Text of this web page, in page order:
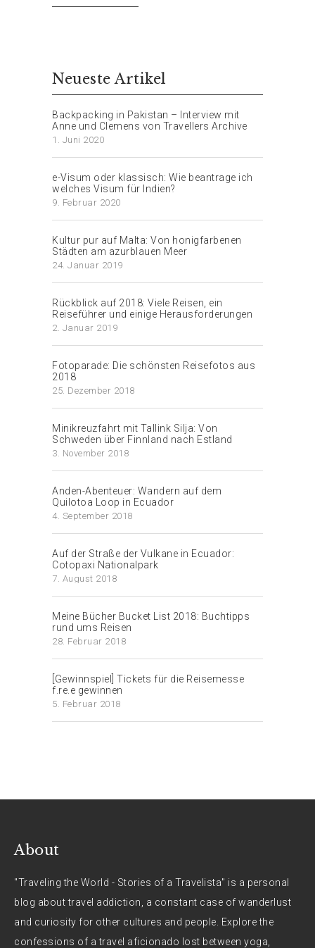
Neueste Artikel
Backpacking in Pakistan – Interview mit
Anne und Clemens von Travellers Archive
1. Juni 2020
e-Visum oder klassisch: Wie beantrage ich
welches Visum für Indien?
9. Februar 2020
Kultur pur auf Malta: Von honigfarbenen
Städten am azurblauen Meer
24. Januar 2019
Rückblick auf 2018: Viele Reisen, ein
Reiseführer und einige Herausforderungen
2. Januar 2019
Fotoparade: Die schönsten Reisefotos aus
2018
25. Dezember 2018
Minikreuzfahrt mit Tallink Silja: Von
Schweden über Finnland nach Estland
3. November 2018
Anden-Abenteuer: Wandern auf dem
Quilotoa Loop in Ecuador
4. September 2018
Auf der Straße der Vulkane in Ecuador:
Cotopaxi Nationalpark
7. August 2018
Meine Bücher Bucket List 2018: Buchtipps
rund ums Reisen
28. Februar 2018
[Gewinnspiel] Tickets für die Reisemesse
f.re.e gewinnen
5. Februar 2018
About
"Traveling the World - Stories of a Travelista" is a personal
blog about travel addiction, a constant case of wanderlust
and curiosity for other cultures and people. Explore the
confessions of a travel aficionado lost between yoga,